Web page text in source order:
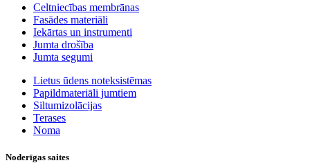
Celtniecības membrānas
Fasādes materiāli
Iekārtas un instrumenti
Jumta drošība
Jumta segumi
Lietus ūdens noteksistēmas
Papildmateriāli jumtiem
Siltumizolācijas
Terases
Noma
Noderīgas saites